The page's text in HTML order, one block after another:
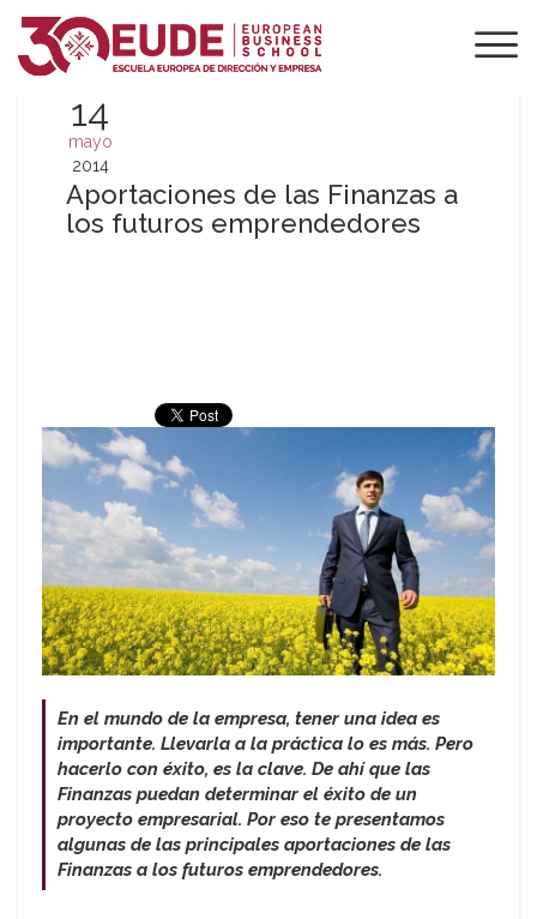
14
mayo
2014
Aportaciones de las Finanzas a
los futuros emprendedores
En el mundo de la empresa, tener una idea es
importante. Llevarla a la práctica lo es más. Pero
hacerlo con éxito, es la clave. De ahí que las
Finanzas puedan determinar el éxito de un
proyecto empresarial. Por eso te presentamos
algunas de las principales aportaciones de las
Finanzas a los futuros emprendedores.